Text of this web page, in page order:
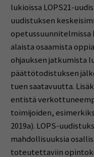
lukioissa LOPS21-
uudistuksen
opetussuunnitelmissa
alaista osaamista
ohjauksen jatkumista
päättötodistuksen
tuen saatavuutta.
entistä
toimijoiden,
2019a). LOPS-
mahdollisuuksia
toteutettaviin